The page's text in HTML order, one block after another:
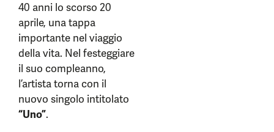
40 anni lo scorso 20
aprile, una tappa
importante nel viaggio
della vita. Nel festeggiare
il suo compleanno,
l’artista torna con il
nuovo singolo intitolato
“Uno”.